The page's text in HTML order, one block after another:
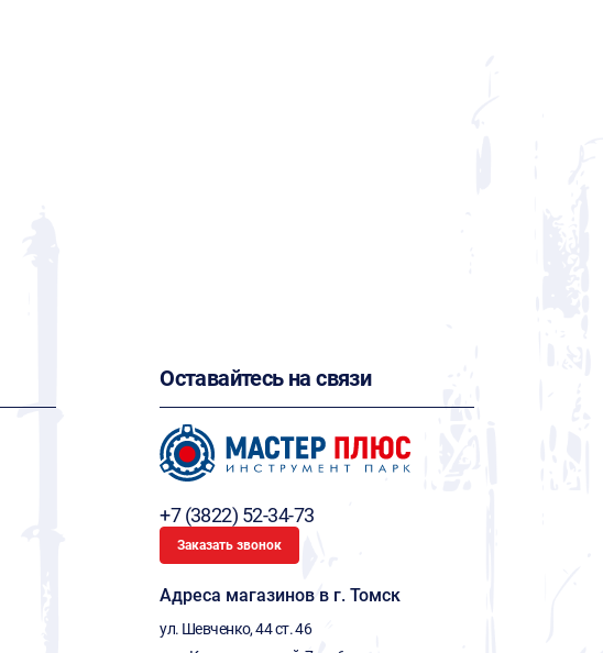
Оставайтесь на связи
+7 (3822) 52-34-73
Заказать звонок
Адреса магазинов в г. Томск
ул. Шевченко, 44 ст. 46